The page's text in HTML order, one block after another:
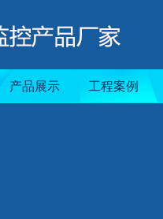
产品展示 工程案例